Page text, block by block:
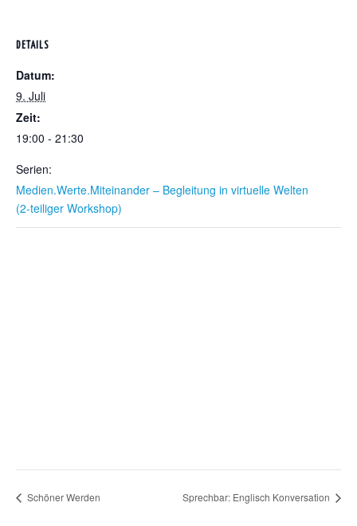
DETAILS
Datum:
9. Juli
Zeit:
19:00 - 21:30
Serien:
Medien.Werte.Miteinander – Begleitung in virtuelle Welten
(2-teiliger Workshop)
Schöner Werden Sprechbar: Englisch Konversation